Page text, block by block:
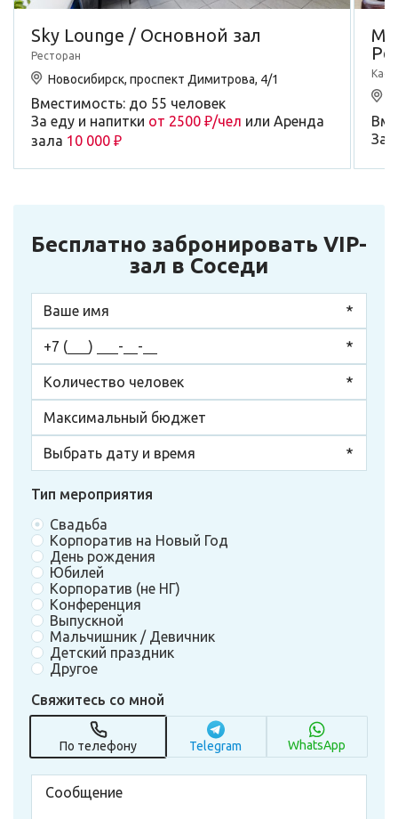
Sky Lounge / Основной зал
Ресторан
Новосибирск, проспект Димитрова, 4/1
Вместимость: до 55 человек
За еду и напитки от 2500 ₽/чел или Аренда
зала 10 000 ₽
Кафе
За
Бесплатно забронировать VIP-
зал в Соседи
Тип мероприятия
Свадьба
Корпоратив на Новый Год
День рождения
Юбилей
Корпоратив (не НГ)
Конференция
Выпускной
Мальчишник / Девичник
Детский праздник
Другое
Свяжитесь со мной
По телефону Telegram WhatsApp